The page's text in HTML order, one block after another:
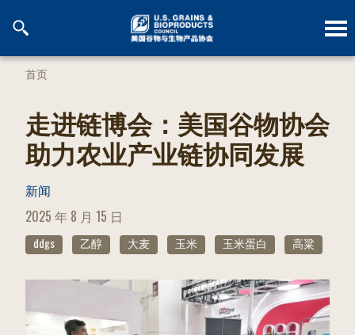
首页
走进链博会：美国谷物协会
助力农业产业链协同发展
新闻
POSTED
2025 年 8 月 15 日
ddgs 乙醇 大麦 玉米 玉米蛋白 高粱